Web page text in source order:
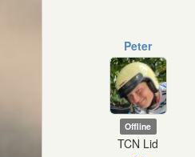
Peter
Offline
TCN Lid